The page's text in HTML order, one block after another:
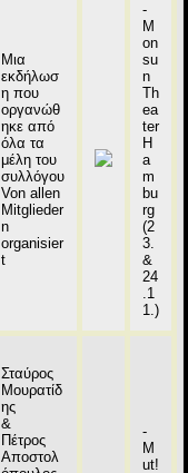
Μια
εκδήλωσ
η που
οργανώθ
ηκε από
όλα τα
μέλη του
συλλόγου
Von allen
Mitglieder
n
organisier
t
-
M
on
su
n
Th
ea
ter
H
a
m
bu
rg
(2
3.
&
24
.1
1.)
Σταύρος
Μουρατίδ
ης
&
Πέτρος
Αποστολ
-
M
ut!